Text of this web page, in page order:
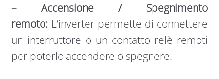
– Accensione / Spegnimento
remoto: L’inverter permette di connettere
un interruttore o un contatto relè remoti
per poterlo accendere o spegnere.